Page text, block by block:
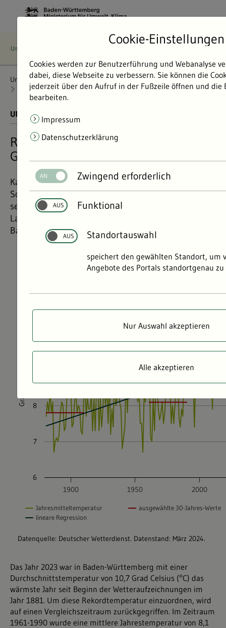
Umweltdaten Bericht: Umweltdaten 2024
Klima und Energie
Klimaveränderung
Rekordtemperaturen 2023
UMWELTDATEN BERICHT 2024
Rekordtemperaturen 2023: Fast 3
Grad zu warm
Kaum Schnee im Winter, milder Frühling, Hitze im
Sommer und Sommertage bis Ende Oktober. Wir
sehen die Folgen des Temperaturanstiegs überall im
Land – doch wie warm ist es denn nun genau in
Baden-Württemberg?
Das Jahr 2023 war in Baden-Württemberg mit einer
Durchschnittstemperatur von 10,7 Grad Celsius (°C) das
wärmste Jahr seit Beginn der Wetteraufzeichnungen im
Jahr 1881. Um diese Rekordtemperatur einzuordnen, wird
auf einen Vergleichszeitraum zurückgegriffen. Im Zeitraum
1961-1990 wurde eine mittlere Jahrestemperatur von 8,1
Cookie-Einstellungen
Cookies werden zur Benutzerführung und Webanalyse
dabei, diese Webseite zu verbessern. Sie können die
jederzeit über den Aufruf in der Fußzeile öffnen und die
bearbeiten.
Impressum
Datenschutzerklärung
Zwingend erforderlich
Funktional
Standortauswahl
speichert den gewählten Standort, um
Angebote des Portals standortgenau
Nur Auswahl akzeptieren
Alle akzeptieren